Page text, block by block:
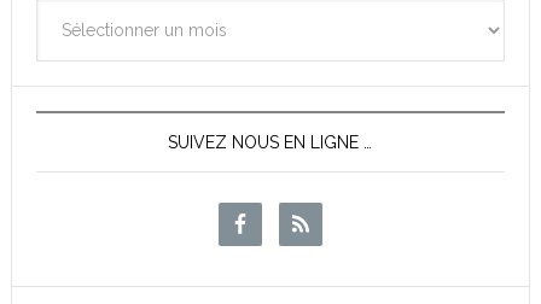
des
News
SUIVEZ NOUS EN LIGNE …